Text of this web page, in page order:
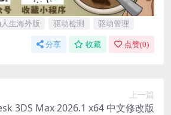
生海外版 驱动检测 驱动管理
分享 收藏 点赞(0)
上一篇
3DS Max 2026.1 x64 中文修改版